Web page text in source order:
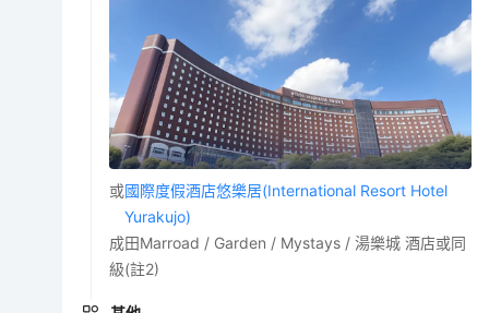
或國際度假酒店悠樂居(International Resort Hotel
Yurakujo)
成田Marroad / Garden / Mystays / 湯樂城 酒店或同
級(註2)